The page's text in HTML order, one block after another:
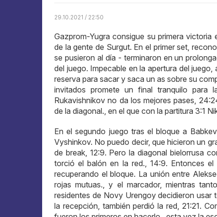
29.10.2021 / 22:50
Gazprom-Yugra consigue su primera
de la gente de Surgut. En el primer set,
se pusieron al día - terminaron en un
del juego. Impecable en la apertura del
reserva para sacar y saca un as sobre su
invitados promete un final tranquilo
Rukavishnikov no da los mejores pases,
de la diagonal., en el que con la partitura 3:1
En el segundo juego tras el bloque a
Vyshinkov. No puedo decir, que hicieron un
de break, 12:9. Pero la diagonal bielorrusa
torció el balón en la red., 14:9. Entonces
recuperando el bloque. La unión entre
rojas mutuas., y el marcador, mientras
residentes de Novy Urengoy decidieron usar
la recepción, también perdió la red, 21:21.